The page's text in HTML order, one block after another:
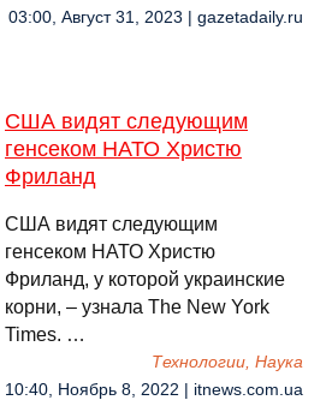
03:00, Август 31, 2023 | gazetadaily.ru
США видят следующим
генсеком НАТО Христю
Фриланд
США видят следующим
генсеком НАТО Христю
Фриланд, у которой украинские
корни, – узнала The New York
Times. …
Технологии, Наука
10:40, Ноябрь 8, 2022 | itnews.com.ua